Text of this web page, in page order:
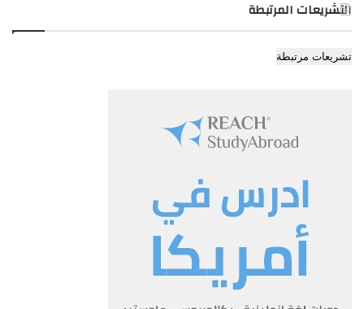
المادة3- يصدر امين عمان بناء على تنسيب مجلس امانة عمان
التشريعات المرتبطة
تشريعات مرتبطة